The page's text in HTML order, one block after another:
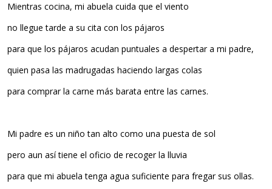
Mientras cocina, mi abuela cuida que el viento
no llegue tarde a su cita con los pájaros
para que los pájaros acudan puntuales a despertar a mi padre,
quien pasa las madrugadas haciendo largas colas
para comprar la carne más barata entre las carnes.
Mi padre es un niño tan alto como una puesta de sol
pero aun así tiene el oficio de recoger la lluvia
para que mi abuela tenga agua suficiente para fregar sus ollas.